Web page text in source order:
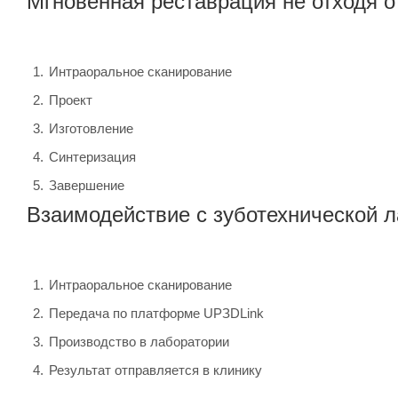
Интраоральное сканирование
Проект
Изготовление
Синтеризация
Завершение
Взаимодействие с зуботехнической
Интраоральное сканирование
Передача по платформе UPЗDLink
Производство в лаборатории
Результат отправляется в клинику